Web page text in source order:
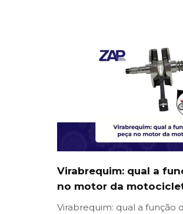
Virabrequim: qual a
no motor da
Virabrequim: qual a função